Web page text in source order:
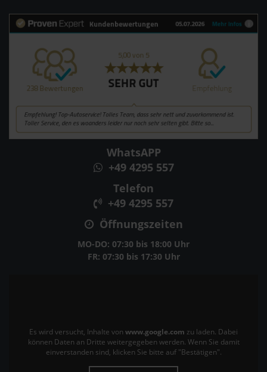
WhatsAPP
+49 4295 557
Telefon
+49 4295 557
Öffnungszeiten
MO-DO: 07:30 bis 18:00 Uhr
FR: 07:30 bis 17:30 Uhr
Es wird versucht, Inhalte von www.google.com zu laden. Dabei
können Daten an Dritte weitergegeben werden. Wenn Sie damit
einverstanden sind, klicken Sie bitte auf "Bestätigen".